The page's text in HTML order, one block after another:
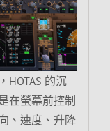
HOTAS 的沉
在螢幕前控制
、速度、升降